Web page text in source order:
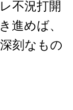
不況打開
進めば、
刻なもの